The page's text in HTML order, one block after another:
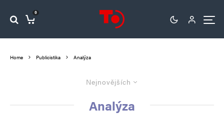
0
Home Publicistika Analýza
Nejnovějších
Analýza